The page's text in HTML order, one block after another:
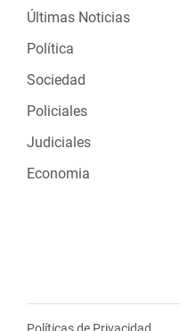
Últimas Noticias
Política
Sociedad
Policiales
Judiciales
Economia